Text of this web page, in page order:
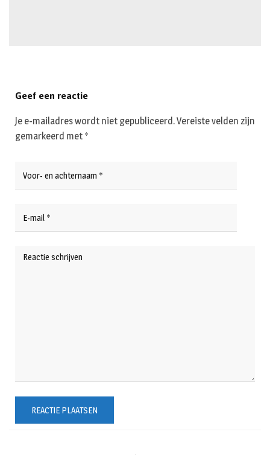
Geef een reactie
Je e-mailadres wordt niet gepubliceerd.Vereiste velden zijn
gemarkeerd met *